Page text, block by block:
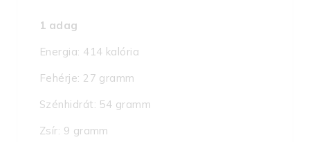
1 adag
Energia: 414 kalória
Fehérje: 27 gramm
Szénhidrát: 54 gramm
Zsír: 9 gramm